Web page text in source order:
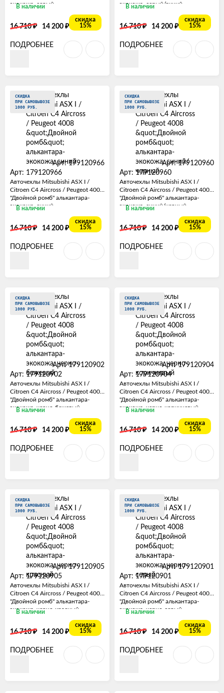
экокожа, серый
В наличии
16 710₽ 14 200 ₽
скидка
15%
ПОДРОБНЕЕ
экокожа, серый/синий
В наличии
16 710₽ 14 200 ₽
скидка
15%
ПОДРОБНЕЕ
СКИДКА
ПРИ САМОВЫВОЗЕ
1000 РУБ.
Арт: 179120966
Арт: 179120966
Авточехлы Mitsubishi ASX I /
Citroen C4 Aircross / Peugeot 4008
"Двойной ромб" алькантара-
экокожа, синий
В наличии
16 710₽ 14 200 ₽
скидка
15%
ПОДРОБНЕЕ
СКИДКА
ПРИ САМОВЫВОЗЕ
1000 РУБ.
Арт: 179120960
Арт: 179120960
Авточехлы Mitsubishi ASX I /
Citroen C4 Aircross / Peugeot 4008
"Двойной ромб" алькантара-
экокожа, синий/черный
В наличии
16 710₽ 14 200 ₽
скидка
15%
ПОДРОБНЕЕ
СКИДКА
ПРИ САМОВЫВОЗЕ
1000 РУБ.
Арт: 179120902
Арт: 179120902
Авточехлы Mitsubishi ASX I /
Citroen C4 Aircross / Peugeot 4008
"Двойной ромб" алькантара-
экокожа, черно-бежевый
В наличии
16 710₽ 14 200 ₽
скидка
15%
ПОДРОБНЕЕ
СКИДКА
ПРИ САМОВЫВОЗЕ
1000 РУБ.
Арт: 179120904
Арт: 179120904
Авточехлы Mitsubishi ASX I /
Citroen C4 Aircross / Peugeot 4008
"Двойной ромб" алькантара-
экокожа, черно-коричневый
В наличии
16 710₽ 14 200 ₽
скидка
15%
ПОДРОБНЕЕ
СКИДКА
ПРИ САМОВЫВОЗЕ
1000 РУБ.
Арт: 179120905
Арт: 179120905
Авточехлы Mitsubishi ASX I /
Citroen C4 Aircross / Peugeot 4008
"Двойной ромб" алькантара-
экокожа, черно-красный
В наличии
16 710₽ 14 200 ₽
скидка
15%
ПОДРОБНЕЕ
СКИДКА
ПРИ САМОВЫВОЗЕ
1000 РУБ.
Арт: 179120901
Арт: 179120901
Авточехлы Mitsubishi ASX I /
Citroen C4 Aircross / Peugeot 4008
"Двойной ромб" алькантара-
экокожа, черно-серый
В наличии
16 710₽ 14 200 ₽
скидка
15%
ПОДРОБНЕЕ